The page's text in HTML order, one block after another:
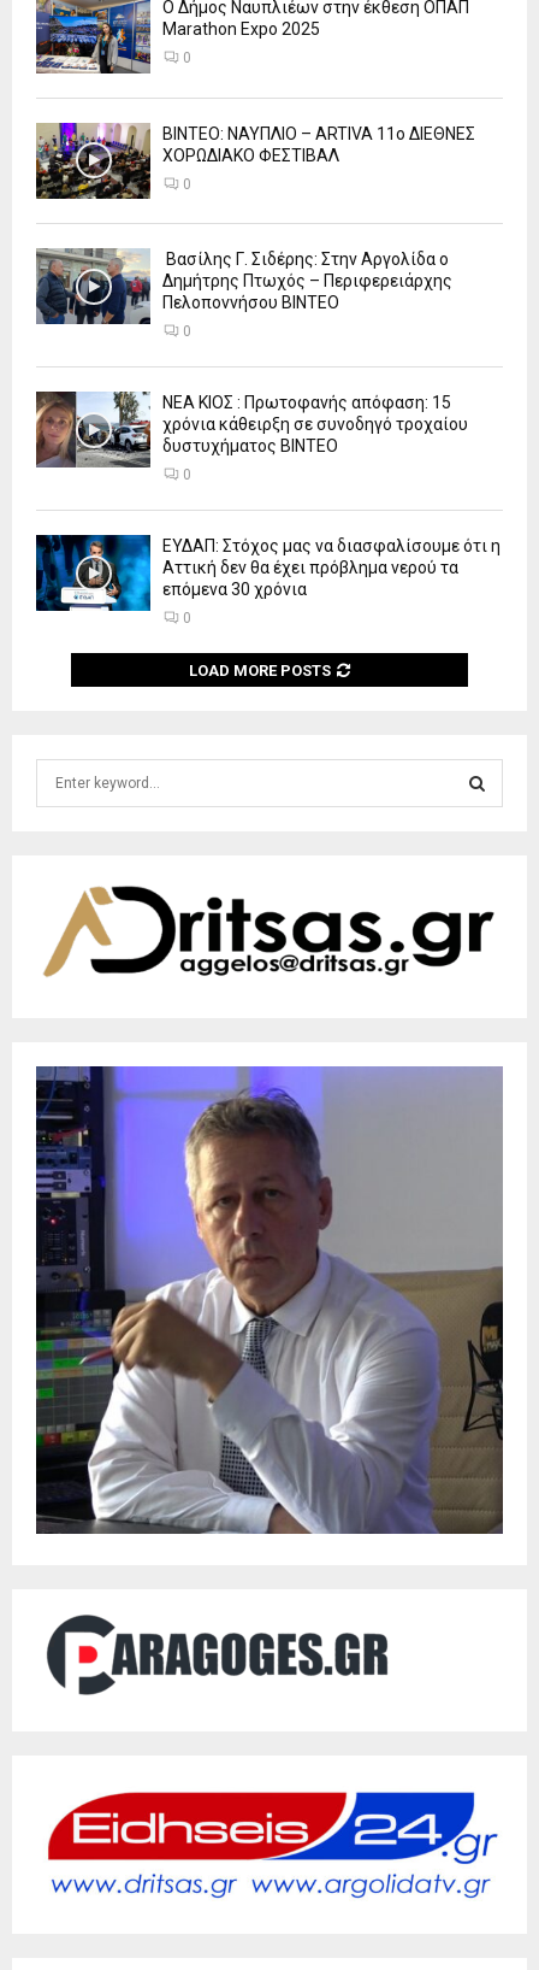
Ο Δήμος Ναυπλιέων στην έκθεση ΟΠΑΠ
Marathon Expo 2025
0
ΒΙΝΤΕΟ: ΝΑΥΠΛΙΟ – ARTIVA 11ο ΔΙΕΘΝΕΣ
ΧΟΡΩΔΙΑΚΟ ΦΕΣΤΙΒΑΛ
0
Βασίλης Γ. Σιδέρης: Στην Αργολίδα ο
Δημήτρης Πτωχός – Περιφερειάρχης
Πελοποννήσου ΒΙΝΤΕΟ
0
ΝΕΑ ΚΙΟΣ : Πρωτοφανής απόφαση: 15
χρόνια κάθειρξη σε συνοδηγό τροχαίου
δυστυχήματος ΒΙΝΤΕΟ
0
ΕΥΔΑΠ: Στόχος μας να διασφαλίσουμε ότι η
Αττική δεν θα έχει πρόβλημα νερού τα
επόμενα 30 χρόνια
0
LOAD MORE POSTS
A
H